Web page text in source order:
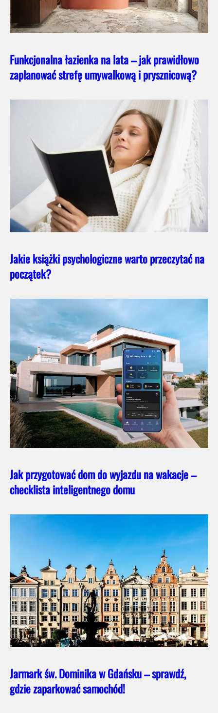
Funkcjonalna łazienka na lata – jak prawidłowo
zaplanować strefę umywalkową i prysznicową?
Jakie książki psychologiczne warto przeczytać na
początek?
Jak przygotować dom do wyjazdu na wakacje –
checklista inteligentnego domu
Jarmark św. Dominika w Gdańsku – sprawdź,
gdzie zaparkować samochód!